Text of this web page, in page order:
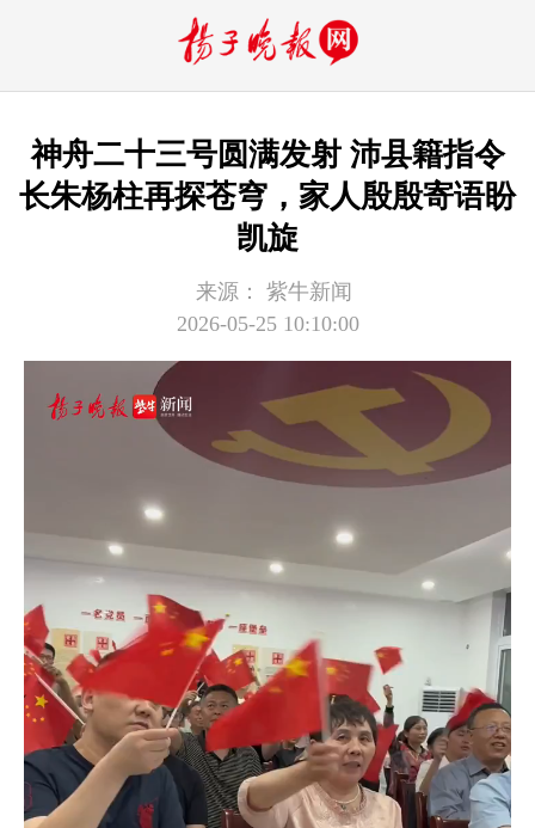
神舟二十三号圆满发射 沛县籍指令
长朱杨柱再探苍穹，家人殷殷寄语盼
凯旋
来源：
紫牛新闻
2026-05-25 10:10:00